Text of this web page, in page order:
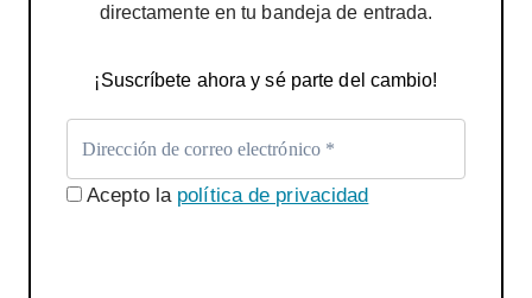
directamente en tu bandeja de entrada.
¡Suscríbete ahora y sé parte del cambio!
Acepto la política de privacidad